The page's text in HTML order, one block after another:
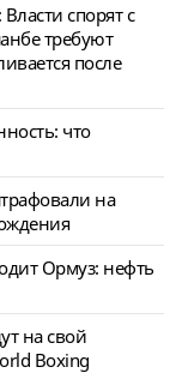
спорят с
требуют
после
что
на
Ормуз: нефть
на свой
Boxing